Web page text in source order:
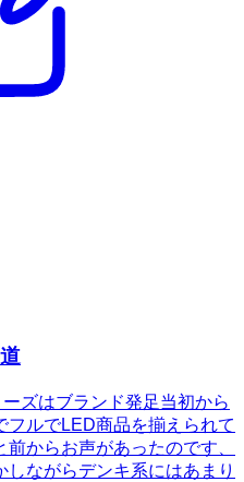
ズはブランド発足当初から
フルでLED商品を揃えられて
からお声があったのです、
ながらデンキ系にはあまり